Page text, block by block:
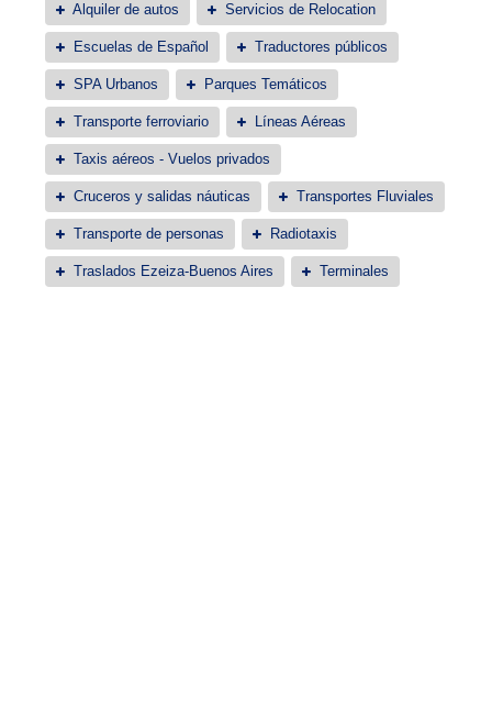
Alquiler de autos Servicios de Relocation
Escuelas de Español Traductores públicos
SPA Urbanos Parques Temáticos
Transporte ferroviario Líneas Aéreas
Taxis aéreos - Vuelos privados
Cruceros y salidas náuticas Transportes Fluviales
Transporte de personas Radiotaxis
Traslados Ezeiza-Buenos Aires Terminales